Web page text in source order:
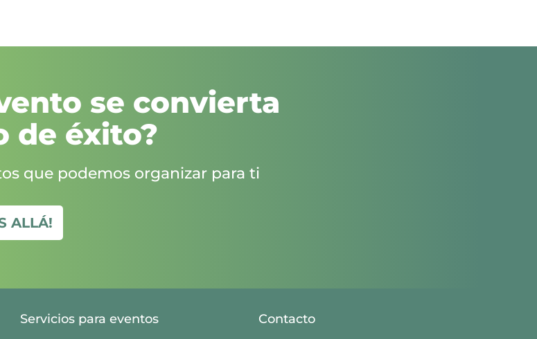
se convierta
de éxito?
que podemos organizar para ti
ALLÁ!
Servicios para eventos Contacto